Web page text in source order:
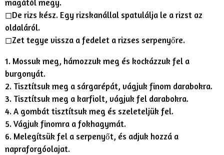
magától megy.
◻︎De rizs kész. Egy rizskanállal spatulálja le a rizst az
oldaláról.
◻︎Zet tegye vissza a fedelet a rizses serpenyőre.
1. Mossuk meg, hámozzuk meg és kockázzuk fel a
burgonyát.
2. Tisztítsuk meg a sárgarépát, vágjuk finom darabokra.
3. Tisztítsuk meg a karfiolt, vágjuk fel darabokra.
4. A gombát tisztítsuk meg és szeleteljük fel.
5. Vágjuk finomra a fokhagymát.
6. Melegítsük fel a serpenyőt, és adjuk hozzá a
napraforgóolajat.